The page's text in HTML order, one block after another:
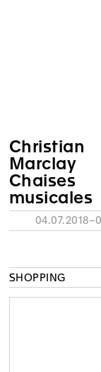
Christian
Marclay
Chaises
musicales
SHOPPING